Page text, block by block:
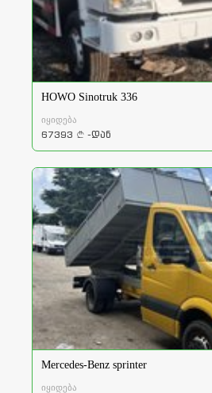
HOWO Sinotruk 336
იყიდება
67393 a -დან
Mercedes-Benz sprinter
იყიდება